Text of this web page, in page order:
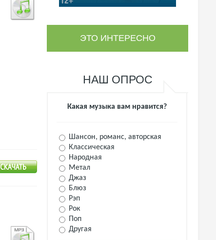
ЭТО ИНТЕРЕСНО
НАШ ОПРОС
Какая музыка вам нравится?
Шансон, романс, авторская
Классическая
Народная
Метал
Джаз
Блюз
Рэп
Рок
Поп
Другая